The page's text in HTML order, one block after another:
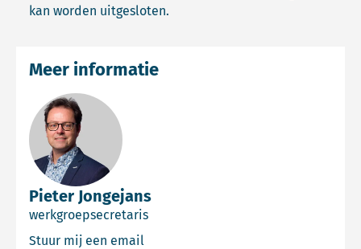
kan worden uitgesloten.
Pieter Jongejans
werkgroepsecretaris
Stuur mij een email
Meer informatie